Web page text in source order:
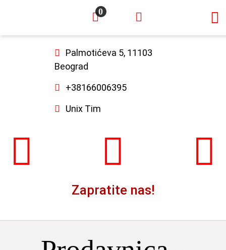
×
0
Palmotićeva 5, 11103
Beograd
+38166006395
Unix Tim
Zapratite nas!